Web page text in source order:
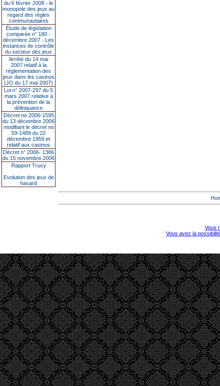
du 6 février 2008 - le
monopole des jeux au
regard des règles
communautaires
Étude de législation
comparée n° 180 -
décembre 2007 - Les
instances de contrôle
du secteur des jeux
Arrêté du 14 mai
2007 relatif à la
réglementation des
jeux dans les casinos
(JO du 17 mai 2007)
Loi n° 2007-297 du 5
mars 2007 relative à
la prévention de la
délinquance
Décret no 2006-1595
du 13 décembre 2006
modifiant le décret no
59-1489 du 22
décembre 1959 et
relatif aux casinos
Décret n° 2006- 1386
du 15 novembre 2006
Rapport Trucy
Evolution des jeux de
hasard
Vous
Vous avez la